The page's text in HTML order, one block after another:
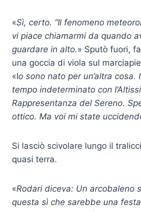
«Sì, certo. “Il fenomeno
vi piace chiamarmi da quando
guardare in alto.» Sputò fuori,
una goccia di viola sul
«Io sono nato per un’altra cosa.
tempo indeterminato con
Rappresentanza del Sereno.
ottico. Ma voi mi state
Si lasciò scivolare lungo il
quasi terra.
«Rodari diceva: Un arcobaleno
questa sì che sarebbe una